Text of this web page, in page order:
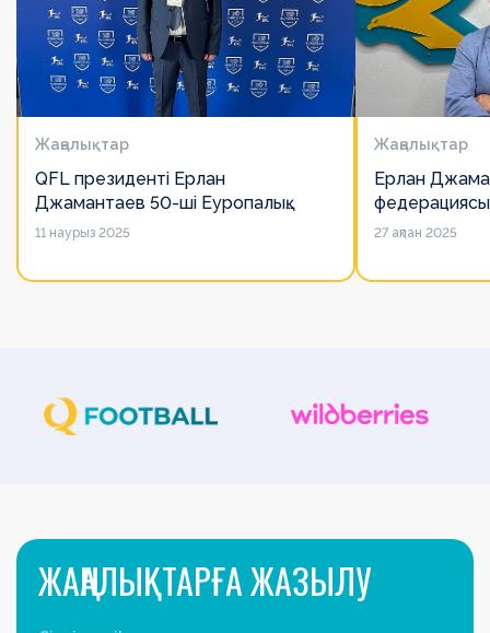
Жаңалықтар
QFL президенті Ерлан
Джамантаев 50-ші Еуропалық
лигалар Бас ассамблеясына
11 наурыз 2025
Жаңалықтар
Ерлан
есімін
27 ақпан 2025
ЖАҢАЛЫҚТАРҒА ЖАЗЫЛУ